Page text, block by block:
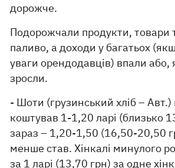
дорожче.
Подорожчали продукти, товари
паливо, а доходи у багатьох
уваги орендодавців) впали або,
зросли.
- Шоти (грузинський хліб –
коштував 1-1,20 ларі (близько
зараз – 1,20-1,50 (16,50-20,50
менше став. Хінкалі минулого
за 1 ларі (13,70 грн) за одне